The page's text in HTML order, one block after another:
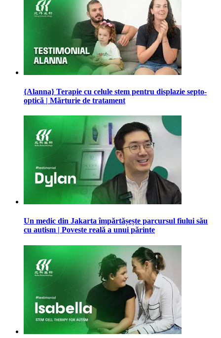
{Alanna} Terapie cu celule stem pentru displazie septo-
optică | Mărturie de tratament
Un medic din Jakarta împărtășește parcursul fiului său
cu autism | Poveste reală a unui părinte